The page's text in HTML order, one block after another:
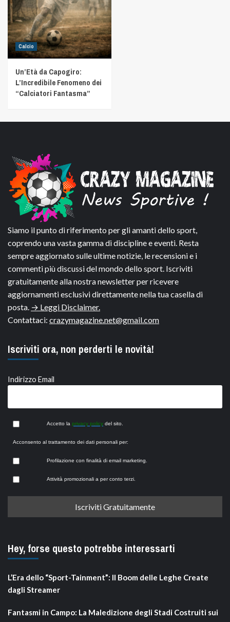
Calcio
Un’Età da Capogiro:
L’Incredibile Fenomeno dei
“Calciatori Fantasma”
Siamo il punto di riferimento per gli amanti dello sport,
coprendo una vasta gamma di discipline e eventi. Resta
sempre aggiornato sulle ultime notizie, le recensioni e i
commenti più discussi del mondo dello sport. Iscriviti
gratuitamente alla nostra newsletter per ricevere
aggiornamenti esclusivi direttamente nella tua casella di
posta. → Leggi Disclaimer.
Contattaci: crazymagazine.net@gmail.com
Iscriviti ora, non perderti le novità!
Indirizzo Email
Accetto la privacy policy del sito.
Acconsento al trattamento dei dati personali per:
Profilazione con finalità di email marketing.
Attività promozionali a per conto terzi.
Hey, forse questo potrebbe interessarti
L’Era dello “Sport-Tainment”: Il Boom delle Leghe Create
dagli Streamer
Fantasmi in Campo: La Maledizione degli Stadi Costruiti sui